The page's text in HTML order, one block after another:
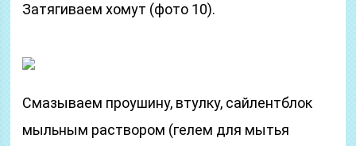
Затягиваем хомут (фото 10).
Смазываем проушину, втулку, сайлентблок
мыльным раствором (гелем для мытья